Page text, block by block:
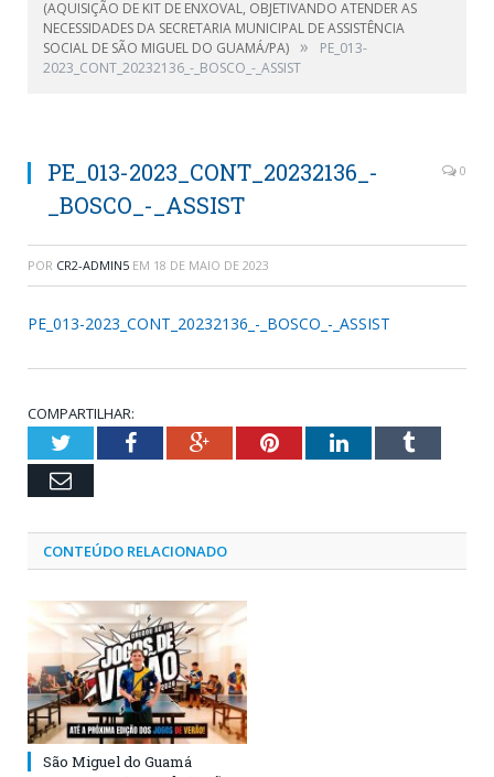
(AQUISIÇÃO DE KIT DE ENXOVAL, OBJETIVANDO ATENDER AS
NECESSIDADES DA SECRETARIA MUNICIPAL DE ASSISTÊNCIA
SOCIAL DE SÃO MIGUEL DO GUAMÁ/PA) »
PE_013-
2023_CONT_20232136_-_BOSCO_-_ASSIST
PE_013-2023_CONT_20232136_-
_BOSCO_-_ASSIST
0
POR CR2-ADMIN5 EM 18 DE MAIO DE 2023
PE_013-2023_CONT_20232136_-_BOSCO_-_ASSIST
COMPARTILHAR:
TwitterFacebookGoogle+PinterestLinkedInTumblr
Email
CONTEÚDO RELACIONADO
São Miguel do Guamá